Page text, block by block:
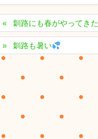
釧路にも春がやってきた
釧路も暑い